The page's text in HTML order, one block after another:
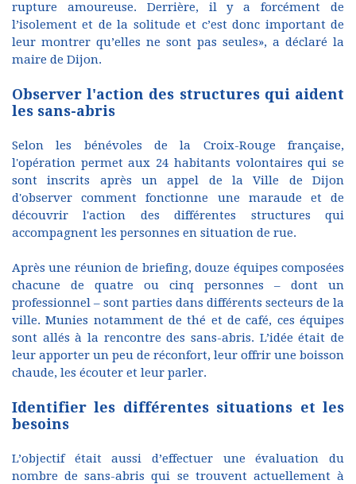
rupture amoureuse. Derrière, il y a forcément de
l’isolement et de la solitude et c’est donc important de
leur montrer qu’elles ne sont pas seules», a déclaré la
maire de Dijon.
Observer l'action des structures qui aident
les sans-abris
Selon les bénévoles de la Croix-Rouge française,
l'opération permet aux 24 habitants volontaires qui se
sont inscrits après un appel de la Ville de Dijon
d'observer comment fonctionne une maraude et de
découvrir l'action des différentes structures qui
accompagnent les personnes en situation de rue.
Après une réunion de briefing, douze équipes composées
chacune de quatre ou cinq personnes – dont un
professionnel – sont parties dans différents secteurs de la
ville. Munies notamment de thé et de café, ces équipes
sont allés à la rencontre des sans-abris. L’idée était de
leur apporter un peu de réconfort, leur offrir une boisson
chaude, les écouter et leur parler.
Identifier les différentes situations et les
besoins
L’objectif était aussi d’effectuer une évaluation du
nombre de sans-abris qui se trouvent actuellement à